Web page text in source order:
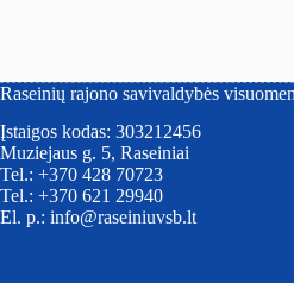
Raseinių rajono savivaldybės
Įstaigos kodas: 303212456
Muziejaus g. 5, Raseiniai
Tel.: +370 428 70723
Tel.: +370 621 29940
El. p.: info@raseiniuvsb.lt